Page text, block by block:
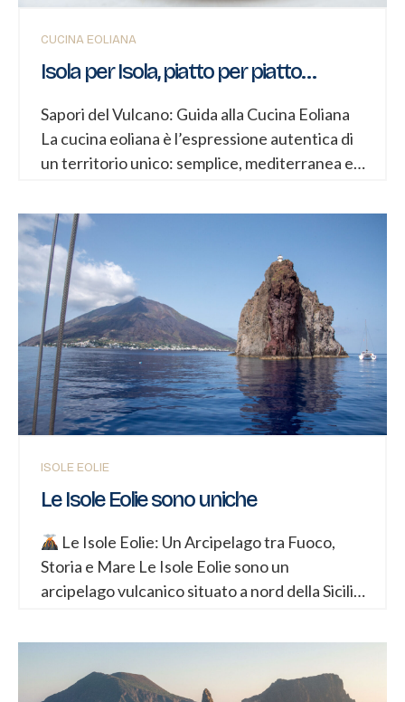
CUCINA EOLIANA
Isola per Isola, piatto per piatto…
Sapori del Vulcano: Guida alla Cucina Eoliana
La cucina eoliana è l’espressione autentica di
un territorio unico: semplice, mediterranea e
tradizione contadina (legumi ed erbe
spontanee) e la cultura marinara, con
influenze greche, arabe e spagnole. Il piatto
simbolo dell’arcipelago è la pasta con capperi,
pomodorini e alici, una sintesi perfetta di
sapidità, dolcezza e intensità.
Specialità
Isola per Isola Lipari: Tra Tenerumi e Mare
L’isola maggiore offre piatti che uniscono
l’orto al pescato. Piatto Tipico: Pasta con
tenerumi (foglie tenere della zucchina lunga) e
ISOLE EOLIE
Le Isole Eolie sono uniche
Le Isole Eolie: Un Arcipelago tra Fuoco,
Storia e Mare Le Isole Eolie sono un
arcipelago vulcanico situato a nord della Sicilia,
Composte da sette isole principali,
culturale e geologico di eccezionale valore.